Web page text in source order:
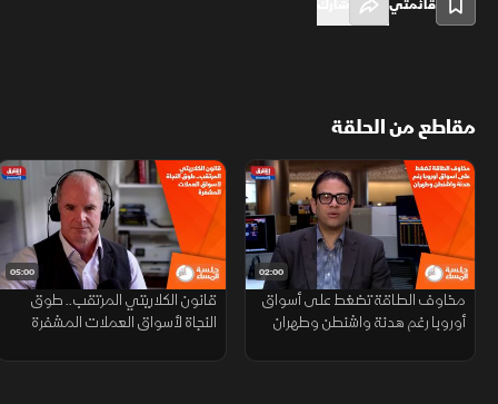
قائمتي
مقاطع من الحلقة
02:00
مخاوف الطاقة تضغط على أسواق
أوروبا رغم هدنة واشنطن وطهران
05:00
قانون الكلاريتي المرتقب.. طوق
النجاة لأسواق العملات المشفرة